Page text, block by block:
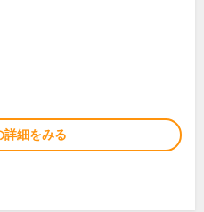
詳細をみる